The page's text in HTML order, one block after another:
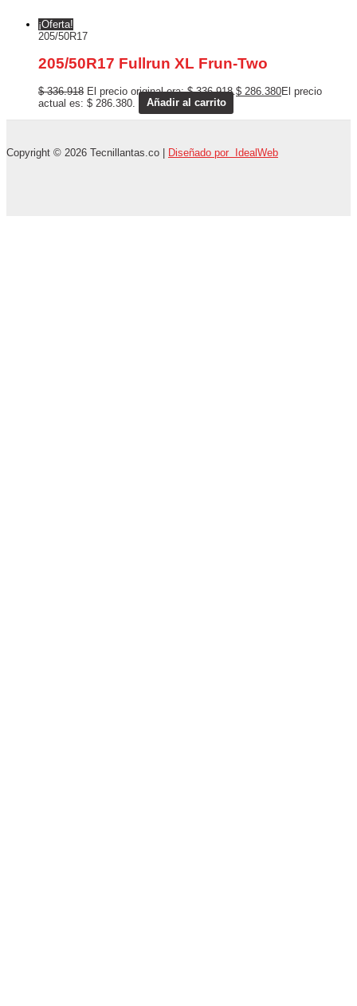
¡Oferta!
205/50R17
205/50R17 Fullrun XL Frun-Two
$336.918 El precio original era: $ 336.918. $ 286.380El precio
actual es: $ 286.380.
Añadir al carrito
Copyright © 2026 Tecnillantas.co | Diseñado por IdealWeb